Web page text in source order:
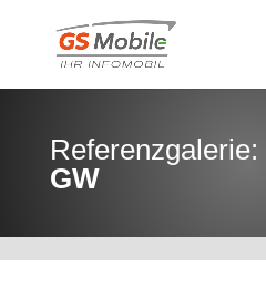
Referenzgalerie:
GW